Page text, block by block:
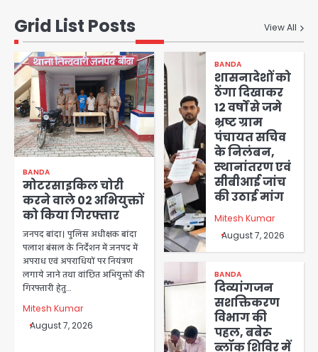
Grid List Posts View All
BANDA
मोटरसाइकिल चोरी
करने वाले 02 अभियुक्तों
को किया गिरफ्तार
जनपद बांदा। पुलिस अधीक्षक बांदा
पलाश बंसल के निर्देशन में जनपद में
अपराध एवं अपराधियों पर नियंत्रण
लगाये जाने तथा वांछित अभियुक्तों की
गिरफ्तारी हेतु…
Mitesh Kumar
August 7, 2026
BANDA
शासनादेशों को
ठेंगा दिखाकर
12 वर्षों से जमे
भ्रष्ट ग्राम
पंचायत सचिव
के निलंबन,
स्थानांतरण एवं
सीबीआई जांच
की उठाई मांग
Mitesh Kumar
August 7, 2026
BANDA
दिव्यांगजन
सशक्तिकरण
विभाग की
पहल, बबेरू
ब्लॉक शिविर में